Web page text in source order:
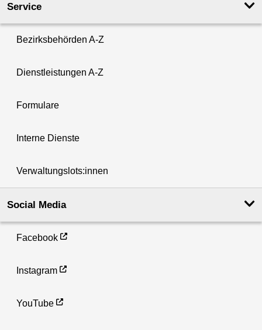
Service
Bezirksbehörden A-Z
Dienstleistungen A-Z
Formulare
Interne Dienste
Verwaltungslots:innen
Social Media
Facebook
Instagram
YouTube